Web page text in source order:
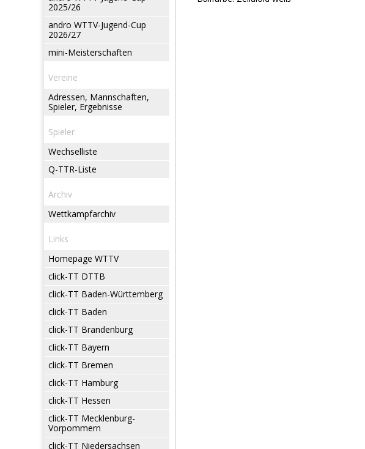
2025/26
andro WTTV-Jugend-Cup
2026/27
mini-Meisterschaften
Vereine
Adressen, Mannschaften,
Spieler, Ergebnisse
Spieler
Wechselliste
Q-TTR-Liste
Archiv
Wettkampfarchiv
Links
Homepage WTTV
click-TT DTTB
click-TT Baden-Württemberg
click-TT Baden
click-TT Brandenburg
click-TT Bayern
click-TT Bremen
click-TT Hamburg
click-TT Hessen
click-TT Mecklenburg-
Vorpommern
click-TT Niedersachsen